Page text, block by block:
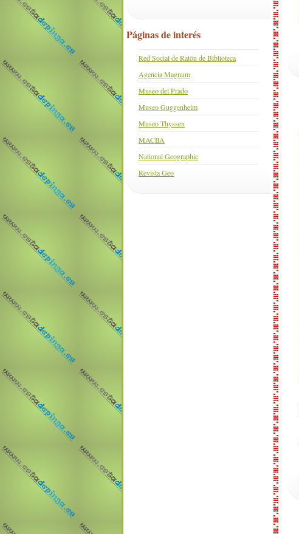
Páginas de interés
Red Social de Ratón de Biblioteca
Agencia Magnum
Museo del Prado
Museo Guggenheim
Museo Thyssen
MACBA
National Geographic
Revista Geo